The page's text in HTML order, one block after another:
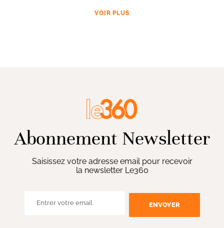
VOIR PLUS
Abonnement Newsletter
Saisissez votre adresse email pour recevoir
la newsletter Le360
ENVOYER